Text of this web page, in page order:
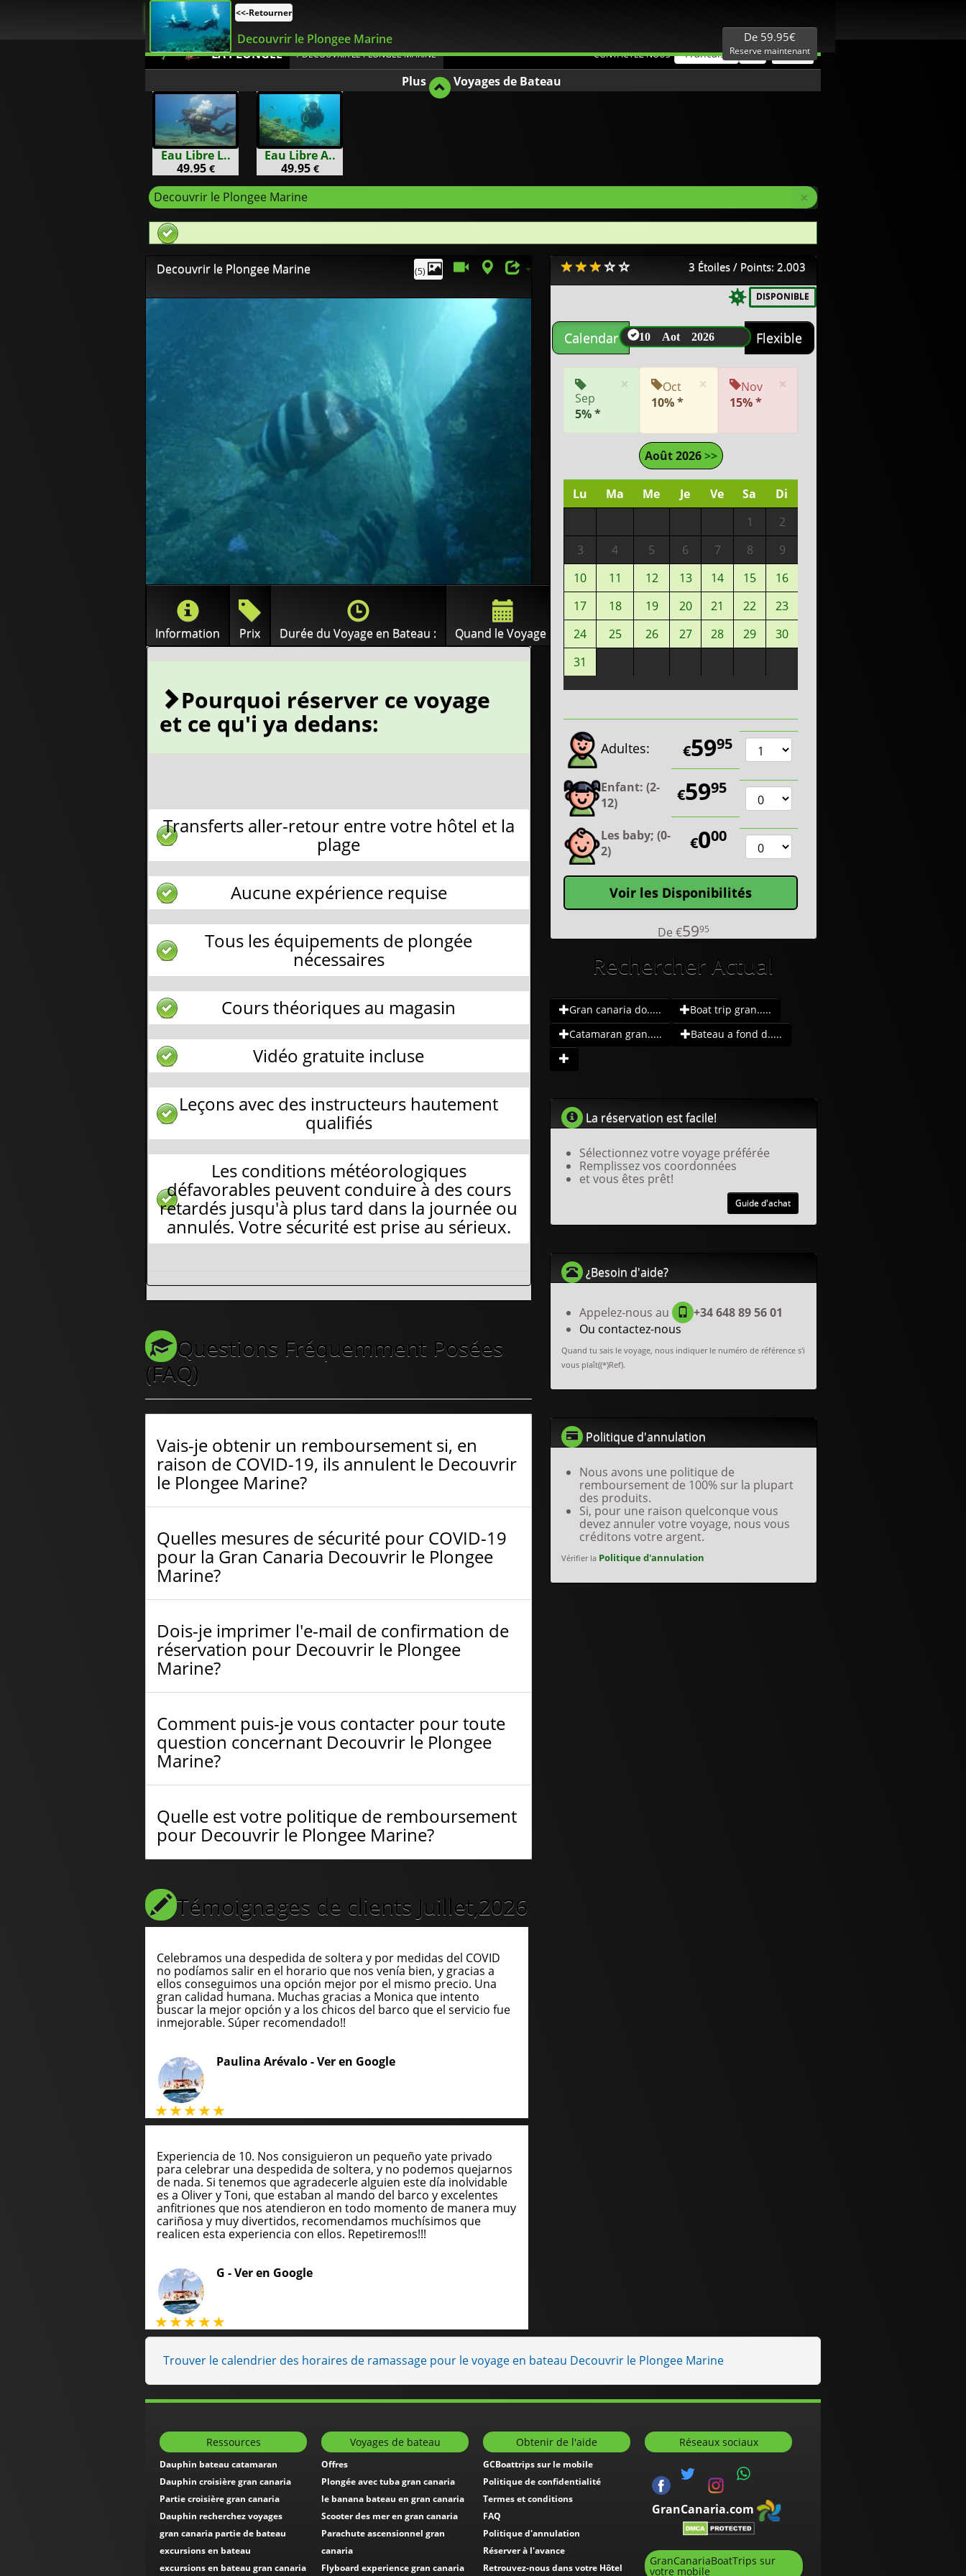
LA PLONGEE / DECOUVRIR LE PLONGEE MARINE CONTACTEZ NOUS Francais €
<<-Retourner
Decouvrir le Plongee Marine De 59.95€
Reserve maintenant
Plus Voyages de Bateau
Eau Libre L..
49.95 €
Eau Libre A..
49.95 €
×
Decouvrir le Plongee Marine
(5)
Decouvrir le Plongee Marine
Information Prix Durée du Voyage en Bateau : Quand le Voyage :
Pourquoi réserver ce voyage
et ce qu'i ya dedans:
Transferts aller-retour entre votre hôtel et la
plage
Aucune expérience requise
Tous les équipements de plongée
nécessaires
Cours théoriques au magasin
Vidéo gratuite incluse
Leçons avec des instructeurs hautement
qualifiés
Les conditions météorologiques
défavorables peuvent conduire à des cours
retardés jusqu'à plus tard dans la journée ou
annulés. Votre sécurité est prise au sérieux.
Questions Fréquemment Posées
(FAQ)
Vais-je obtenir un remboursement si, en
raison de COVID-19, ils annulent le Decouvrir
le Plongee Marine?
Quelles mesures de sécurité pour COVID-19
pour la Gran Canaria Decouvrir le Plongee
Marine?
Dois-je imprimer l'e-mail de confirmation de
réservation pour Decouvrir le Plongee
Marine?
Comment puis-je vous contacter pour toute
question concernant Decouvrir le Plongee
Marine?
Quelle est votre politique de remboursement
pour Decouvrir le Plongee Marine?
Témoignages de clients Juillet,2026
Celebramos una despedida de soltera y por medidas del COVID
no podíamos salir en el horario que nos venía bien, y gracias a
ellos conseguimos una opción mejor por el mismo precio. Una
gran calidad humana. Muchas gracias a Monica que intento
buscar la mejor opción y a los chicos del barco que el servicio fue
inmejorable. Súper recomendado!!
Paulina Arévalo -Ver en Google
Experiencia de 10. Nos consiguieron un pequeño yate privado
para celebrar una despedida de soltera, y no podemos quejarnos
de nada. Si tenemos que agradecerle alguien este día inolvidable
es a Oliver y Toni, que estaban al mando del barco y excelentes
anfitriones que nos atendieron en todo momento de manera muy
cariñosa y muy divertidos, recomendamos muchísimos que
realicen esta experiencia con ellos. Repetiremos!!!
G -Ver en Google
3 Étoiles / Points: 2.003
DISPONIBLE
Calendar 10 Aot 2026 Flexible
×
Sep
5% *
×
Oct
10% *
×
Nov
15% *
Août 2026>>
Lu Ma Me Je Ve Sa
Di
1
2
3
4 5 6 7 8
9
10
11 12 13 14 15
16
17
18 19 20 21 22
23
24
25 26 27 28 29
30
31
Adultes: €5995
Enfant: (2-
12)
€5995
Les baby; (0-
2)
€000
Voir les Disponibilités
De €5995
Rechercher Actual
Gran canaria do.....
Boat trip gran.....
Catamaran gran.....
Bateau a fond d.....
La réservation est facile!
Sélectionnez votre voyage préférée
Remplissez vos coordonnées
et vous êtes prêt!
Guide d'achat
¿Besoin d'aide?
Appelez-nous au
+34 648 89 56 01
Ou contactez-nous
Quand tu sais le voyage, nous indiquer le numéro de référence s'i
vous plaît((*)Ref).
Politique d'annulation
Nous avons une politique de
remboursement de 100% sur la plupart
des produits.
Si, pour une raison quelconque vous
devez annuler votre voyage, nous vous
créditons votre argent.
Vérifier la Politique d'annulation
Trouver le calendrier des horaires de ramassage pour le voyage en bateau Decouvrir le Plongee Marine
Ressources
Dauphin bateau catamaran
Dauphin croisière gran canaria
Partie croisière gran canaria
Dauphin recherchez voyages
gran canaria partie de bateau
excursions en bateau
excursions en bateau gran canaria
Voyages de bateau
Offres
Plongée avec tuba gran canaria
le banana bateau en gran canaria
Scooter des mer en gran canaria
Parachute ascensionnel gran
canaria
Flyboard experience gran canaria
Obtenir de l'aide
GCBoattrips sur le mobile
Politique de confidentialité
Termes et conditions
FAQ
Politique d'annulation
Réserver à l'avance
Retrouvez-nous dans votre Hôtel
Réseaux sociaux
GranCanaria.com
GranCanariaBoatTrips sur
votre mobile